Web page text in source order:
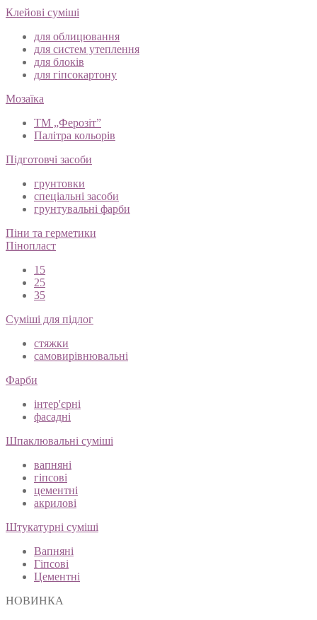
Клейові суміші
для облицювання
для систем утеплення
для блоків
для гіпсокартону
Мозаїка
ТМ „Ферозіт”
Палітра кольорів
Підготовчі засоби
грунтовки
спеціальні засоби
грунтувальні фарби
Піни та герметики
Пінопласт
15
25
35
Суміші для підлог
стяжки
самовирівнювальні
Фарби
інтер'єрні
фасадні
Шпаклювальні суміші
вапняні
гіпсові
цементні
акрилові
Штукатурні суміші
Вапняні
Гіпсові
Цементні
НОВИНКА